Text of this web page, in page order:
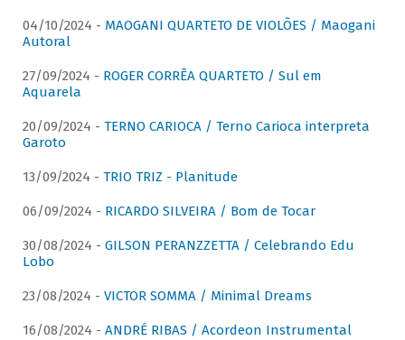
04/10/2024 - MAOGANI QUARTETO DE VIOLÕES / Maogani
Autoral
27/09/2024 - ROGER CORRÊA QUARTETO / Sul em
Aquarela
20/09/2024 - TERNO CARIOCA / Terno Carioca interpreta
Garoto
13/09/2024 - TRIO TRIZ - Planitude
06/09/2024 - RICARDO SILVEIRA / Bom de Tocar
30/08/2024 - GILSON PERANZZETTA / Celebrando Edu
Lobo
23/08/2024 - VICTOR SOMMA / Minimal Dreams
16/08/2024 - ANDRÉ RIBAS / Acordeon Instrumental